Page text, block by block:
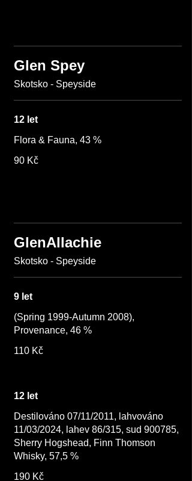
Glen Spey
Skotsko - Speyside
12 let
Flora & Fauna, 43 %
90 Kč
GlenAllachie
Skotsko - Speyside
9 let
(Spring 1999-Autumn 2008),
Provenance, 46 %
110 Kč
12 let
Destilováno 07/11/2011, lahvováno
11/03/2024, lahev 86/315, sud 900785,
Sherry Hogshead, Finn Thomson
Whisky, 57,5 %
190 Kč